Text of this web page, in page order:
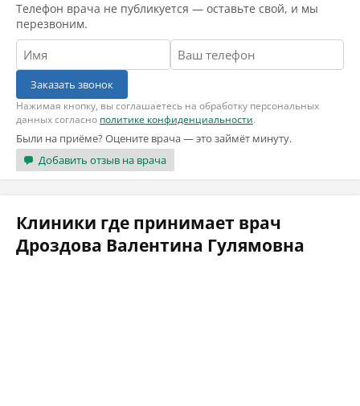
Телефон врача не публикуется — оставьте свой, и мы
перезвоним.
Заказать звонок
Нажимая кнопку, вы соглашаетесь на обработку персональных
данных согласно политике конфиденциальности.
Были на приёме? Оцените врача — это займёт минуту.
Добавить отзыв на врача
Клиники где принимает врач
Дроздова Валентина Гулямовна